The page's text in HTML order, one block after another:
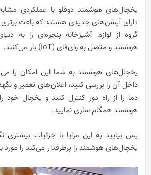
یخچال‌های هوشمند دوقلو با عملکردی
دارای آپشن‌های جدیدی هستند که باعث
گروه از لوازم آشپزخانه پنجره‌ای را به
هوشمند و متصل به وای‌فای (IoT) باز می‌کنند.
یخچال‌های هوشمند به شما این امکان را
داخل آن را بررسی کنید، اعلان‌های تعمیر و
دما را از راه دور کنترل کنید و یخچال خود
هوشمند همگام سازی نمایید.
پس بیایید به این مزایا با جزئیات بیشتری
یخچال‌های هوشمند را پرطرفدار می‌کند را مورد